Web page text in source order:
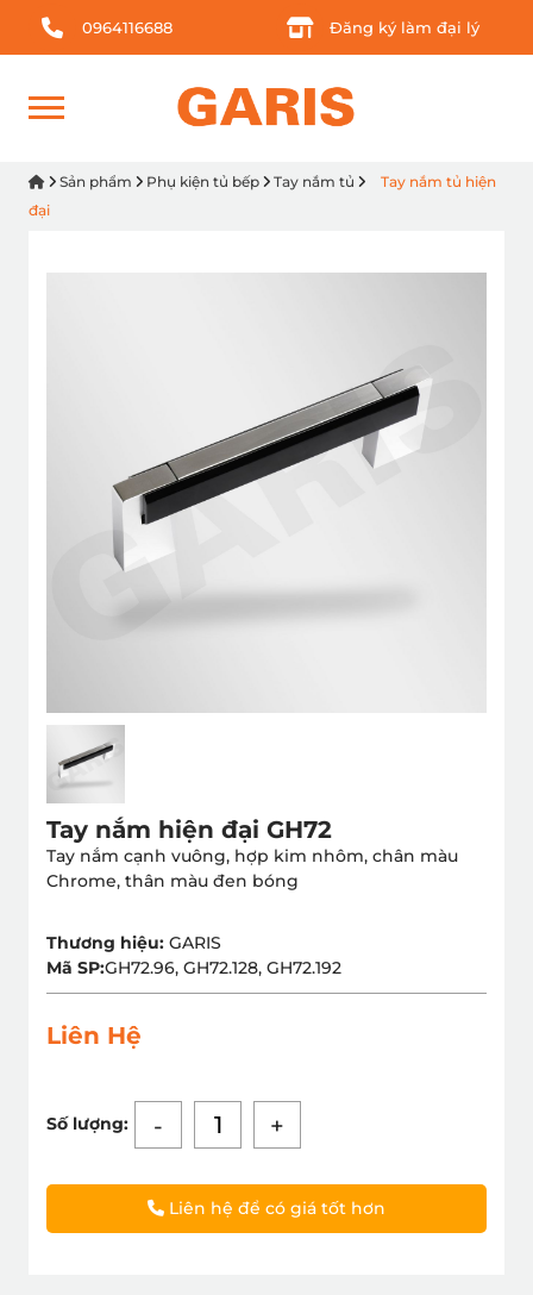
0964116688 Đăng ký làm đại lý
Sản phẩm Phụ kiện tủ bếp Tay nắm tủ
Tay nắm tủ hiện
đại
Tay nắm hiện đại GH72
Tay nắm cạnh vuông, hợp kim nhôm, chân màu
Chrome, thân màu đen bóng
Thương hiệu: GARIS
Mã SP:GH72.96, GH72.128, GH72.192
Liên Hệ
Số lượng: - +
Liên hệ để có giá tốt hơn